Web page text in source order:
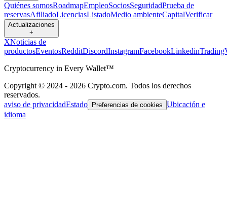
Quiénes somosRoadmapEmpleoSociosSeguridadPrueba de
reservasAfiliadoLicenciasListadoMedio ambienteCapitalVerificar
Actualizaciones
+
XNoticias de
productosEventosRedditDiscordInstagramFacebookLinkedin
Cryptocurrency in Every Wallet™
Copyright © 2024 - 2026 Crypto.com. Todos los derechos
reservados.
aviso de privacidadEstado Preferencias de cookies Ubicación e
idioma